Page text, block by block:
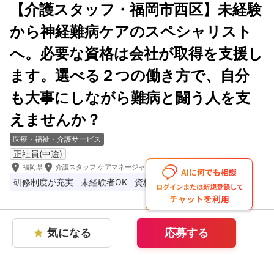
star 気になる 応募する
【介護スタッフ・福岡市西区】未経験
から神経難病ケアのスペシャリスト
へ。必要な資格は会社が取得を支援し
ます。選べる２つの働き方で、自分
も大事にしながら難病と闘う人を支
えませんか？
医療・福祉・介護サービス
正社員(中途)
room 福岡県 room 介護スタッフ ケアマネージャー 栄養士
研修制度が充実 未経験者OK 資格取得バックアップあり